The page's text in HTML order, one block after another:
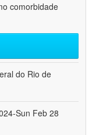
comorbidade
do Rio de
Sun Feb 28